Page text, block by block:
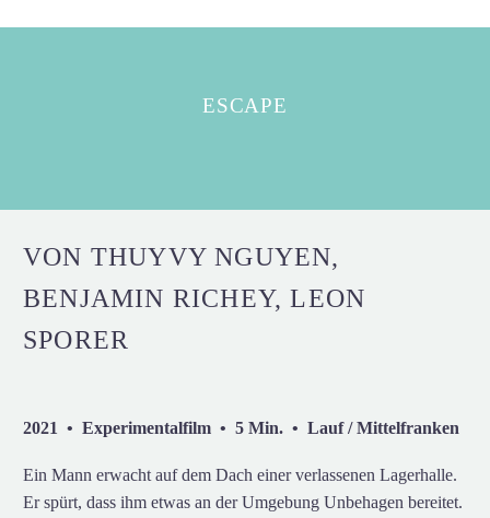
ESCAPE
VON THUYVY NGUYEN,
BENJAMIN RICHEY, LEON
SPORER
2021 • Experimentalfilm • 5 Min. • Lauf / Mittelfranken
Ein Mann erwacht auf dem Dach einer verlassenen Lagerhalle.
Er spürt, dass ihm etwas an der Umgebung Unbehagen bereitet.